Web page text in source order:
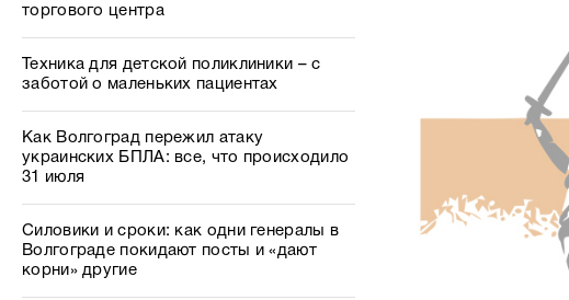
торгового центра
Техника для детской поликлиники – с
заботой о маленьких пациентах
Как Волгоград пережил атаку
украинских БПЛА: все, что происходило
31 июля
Силовики и сроки: как одни генералы в
Волгограде покидают посты и «дают
корни» другие